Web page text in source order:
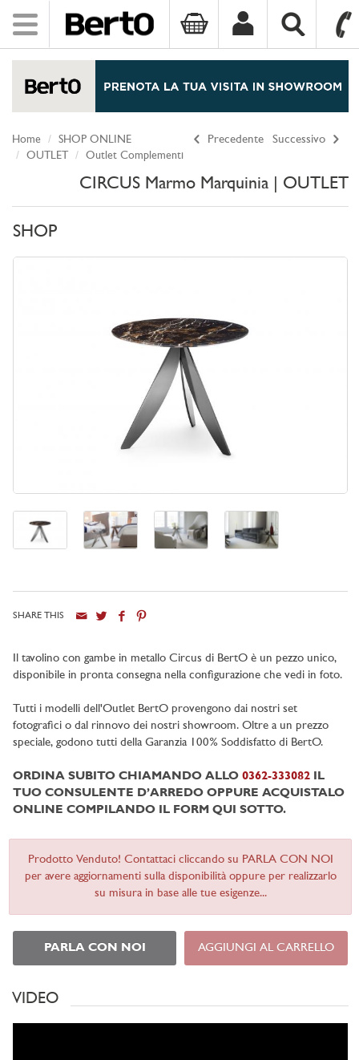
Toggle
navigation
Precedente Successivo
Home
SHOP ONLINE
OUTLET
Outlet Complementi
CIRCUS Marmo Marquinia | OUTLET
SHOP
SHARE THIS
Il tavolino con gambe in metallo Circus di BertO è un pezzo unico,
disponibile in pronta consegna nella configurazione che vedi in foto.
Tutti i modelli dell'Outlet BertO provengono dai nostri set
fotografici o dal rinnovo dei nostri showroom. Oltre a un prezzo
speciale, godono tutti della Garanzia 100% Soddisfatto di BertO.
ORDINA SUBITO CHIAMANDO ALLO 0362-333082 IL
TUO CONSULENTE D’ARREDO OPPURE ACQUISTALO
ONLINE COMPILANDO IL FORM QUI SOTTO.
Prodotto Venduto! Contattaci cliccando su PARLA CON NOI
per avere aggiornamenti sulla disponibilità oppure per realizzarlo
su misura in base alle tue esigenze...
PARLA CON NOI AGGIUNGI AL CARRELLO
VIDEO